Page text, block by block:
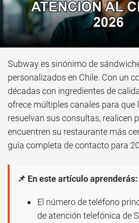
Subway es sinónimo de
personalizados en Chile. Con un
décadas con ingredientes de
ofrece múltiples canales para que
resuelvan sus consultas, realicen
encuentren su restaurante más
guía completa de contacto para
📌 En este artículo aprenderás:
El número de teléfono
de atención telefónica de